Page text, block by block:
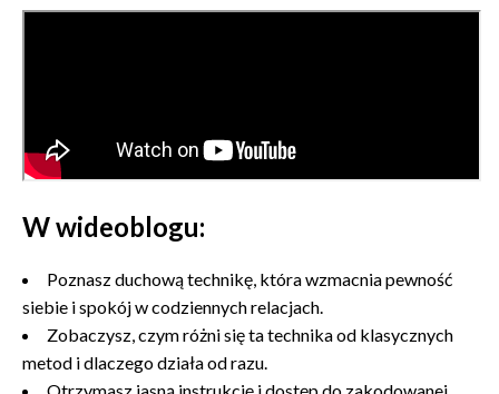
W wideoblogu:
Poznasz duchową technikę, która wzmacnia pewność
siebie i spokój w codziennych relacjach.
Zobaczysz, czym różni się ta technika od klasycznych
metod i dlaczego działa od razu.